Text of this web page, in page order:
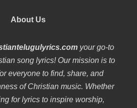
About Us
your go-to
song lyrics! Our mission is to
everyone to find, share, and
of Christian music. Whether
for lyrics to inspire worship,